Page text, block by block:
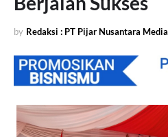
by Redaksi : PT Pijar Nusantara Media